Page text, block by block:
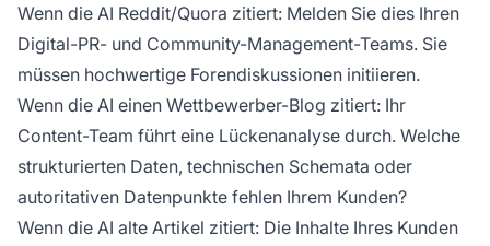
Wenn die AI Reddit/Quora zitiert: Melden Sie dies Ihren
Digital-PR- und Community-Management-Teams. Sie
müssen hochwertige Forendiskussionen initiieren.
Wenn die AI einen Wettbewerber-Blog zitiert: Ihr
Content-Team führt eine Lückenanalyse durch. Welche
strukturierten Daten, technischen Schemata oder
autoritativen Datenpunkte fehlen Ihrem Kunden?
Wenn die AI alte Artikel zitiert: Die Inhalte Ihres Kunden